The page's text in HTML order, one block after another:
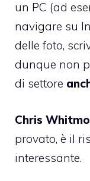
un PC (ad
navigare su
delle foto,
dunque non
di settore
Chris
provato, è il
interessante.